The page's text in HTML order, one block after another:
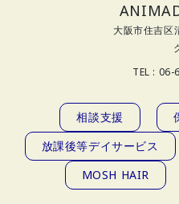
大阪市住吉区
グリオ
TEL :
相談支援
放課後等デイサービス
MOSH HAIR